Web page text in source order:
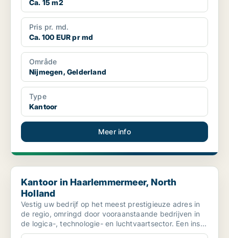
Ca. 15 m2
Pris pr. md.
Ca. 100 EUR pr md
Område
Nijmegen, Gelderland
Type
Kantoor
Meer info
Kantoor in Haarlemmermeer, North Holland
Kantoor in Haarlemmermeer, North
Holland
Vestig uw bedrijf op het meest prestigieuze adres in
de regio, omringd door vooraanstaande bedrijven in
de logica-, technologie- en luchtvaartsector. Een ins...